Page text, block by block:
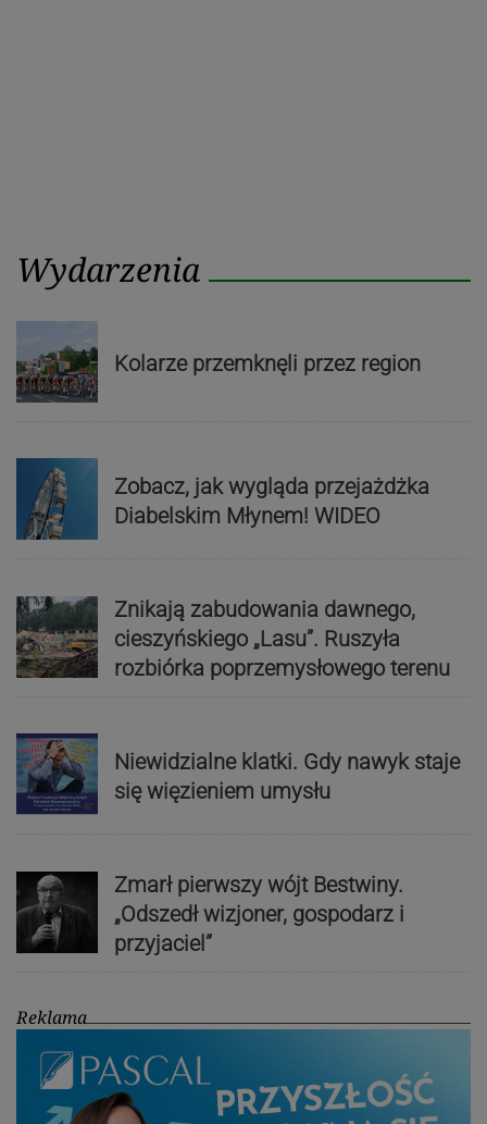
Wydarzenia
Kolarze przemknęli przez region
Zobacz, jak wygląda przejażdżka
Diabelskim Młynem! WIDEO
Znikają zabudowania dawnego,
cieszyńskiego „Lasu”. Ruszyła
rozbiórka poprzemysłowego terenu
Niewidzialne klatki. Gdy nawyk staje
się więzieniem umysłu
Zmarł pierwszy wójt Bestwiny.
„Odszedł wizjoner, gospodarz i
przyjaciel”
Reklama